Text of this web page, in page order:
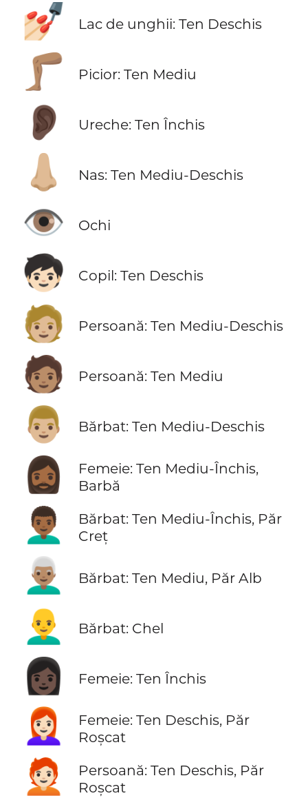
💅🏻 Lac de unghii: Ten Deschis
🦵🏽 Picior: Ten Mediu
👂🏿 Ureche: Ten Închis
👃🏼 Nas: Ten Mediu-Deschis
👁️ Ochi
🧒🏻 Copil: Ten Deschis
🧑🏼 Persoană: Ten Mediu-Deschis
🧑🏽 Persoană: Ten Mediu
👨🏼 Bărbat: Ten Mediu-Deschis
🧔🏾‍♀️
Femeie: Ten Mediu-Închis,
Barbă
👨🏾‍🦱
Bărbat: Ten Mediu-Închis, Păr
Creț
👨🏽‍🦳 Bărbat: Ten Mediu, Păr Alb
👨‍🦲 Bărbat: Chel
👩🏿 Femeie: Ten Închis
👩🏻‍🦰
Femeie: Ten Deschis, Păr
Roșcat
🧑🏻‍🦰
Persoană: Ten Deschis, Păr
Roșcat